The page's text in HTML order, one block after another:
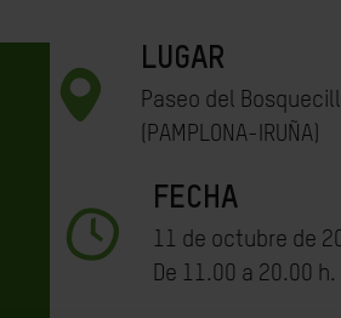
LUGAR
Paseo del
(PAMPLONA-IRUÑA)
FECHA
11 de octubre de
De 11.00 a 20.00 h.